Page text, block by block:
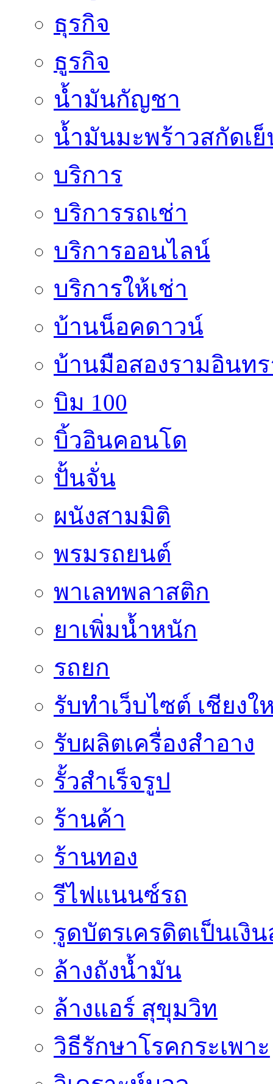
ธุรกิจ
ธูรกิจ
น้ำมันกัญชา
น้ำมันมะพร้าวสกัดเ
บริการ
บริการรถเช่า
บริการออนไลน์
บริการให้เช่า
บ้านน็อคดาวน์
บ้านมือสองรามอินท
บิม 100
บิ้วอินคอนโด
ปั้นจั่น
ผนังสามมิติ
พรมรถยนต์
พาเลทพลาสติก
ยาเพิ่มน้ำหนัก
รถยก
รับทำเว็บไซต์ เชียงใ
รับผลิตเครื่องสำอาง
รั้วสำเร็จรูป
ร้านค้า
ร้านทอง
รีไฟแนนซ์รถ
รูดบัตรเครดิตเป็นเงิ
ล้างถังน้ำมัน
ล้างแอร์ สุขุมวิท
วิธีรักษาโรคกระเพาะ